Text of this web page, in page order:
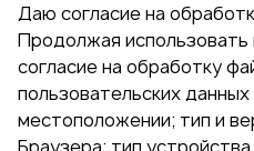
Даю согласие на
Продолжая использовать
согласие на обработку
пользовательских
местоположении; тип и